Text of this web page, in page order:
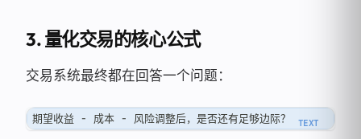
3. 量化交易的核心公式
交易系统最终都在回答一个问题：
期望收益 - 成本 - 风险调整后，是否还有足够边际？